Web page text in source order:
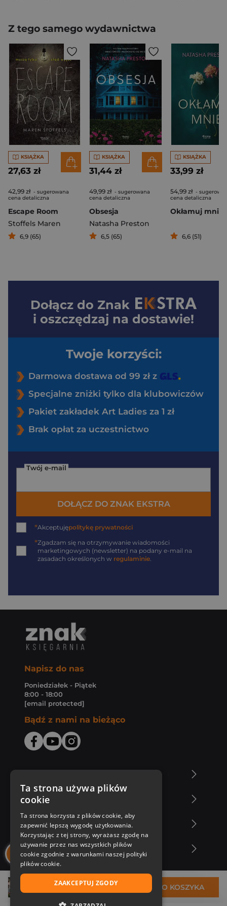
33,99 zł DO KOSZYKA
Z tego samego wydawnictwa
KSIĄŻKA
27,63 zł
42,99 zł - sugerowana
cena detaliczna
Escape Room
Stoffels Maren
6,9 (65)
KSIĄŻKA
31,44 zł
49,99 zł - sugerowana
cena detaliczna
Obsesja
Natasha Preston
6,5 (65)
KSIĄŻKA
33,99 zł
54,99 zł -
cena detaliczna
Okłamuj mnie
6,6 (51)
Dołącz do Znak
i oszczędzaj na dostawie!
Twoje korzyści:
Darmowa dostawa od 99 zł z
Specjalne zniżki tylko dla klubowiczów
Pakiet zakładek Art Ladies za 1 zł
Brak opłat za uczestnictwo
Twój e-mail
DOŁĄCZ DO ZNAK EKSTRA
*Akceptujępolitykę prywatności
*Zgadzam się na otrzymywanie wiadomości
marketingowych (newsletter) na podany e-mail na
zasadach określonych w regulaminie
Napisz do nas
Poniedziałek - Piątek
8:00 - 18:00
[email protected]
Bądź z nami na bieżąco
Zakupy u nas
Nasza oferta
Nasi autorzy
Ta strona używa plików
cookie
Ta strona korzysta z plików cookie, aby
zapewnić lepszą wygodę użytkowania.
Korzystając z tej strony, wyrażasz zgodę na
używanie przez nas wszystkich plików
cookie zgodnie z warunkami naszej polityki
plików cookie.
ZAAKCEPTUJ ZGODY